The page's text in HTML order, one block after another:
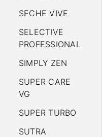
SECHE VIVE
SELECTIVE
PROFESSIONAL
SIMPLY ZEN
SUPER CARE
VG
SUPER TURBO
SUTRA